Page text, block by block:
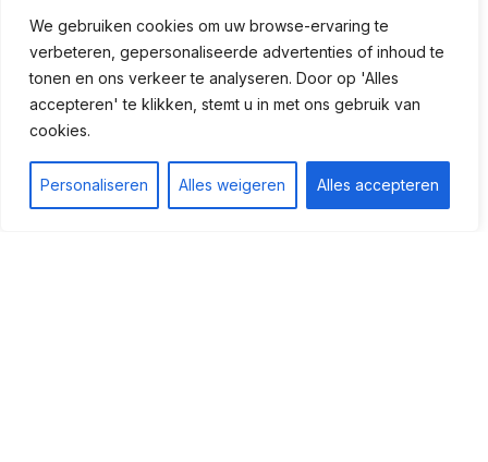
We gebruiken cookies om uw browse-ervaring te
verbeteren, gepersonaliseerde advertenties of inhoud te
tonen en ons verkeer te analyseren. Door op 'Alles
accepteren' te klikken, stemt u in met ons gebruik van
cookies.
Personaliseren Alles weigeren Alles accepteren
Dag van de Ambachten 2024
11/09/2024